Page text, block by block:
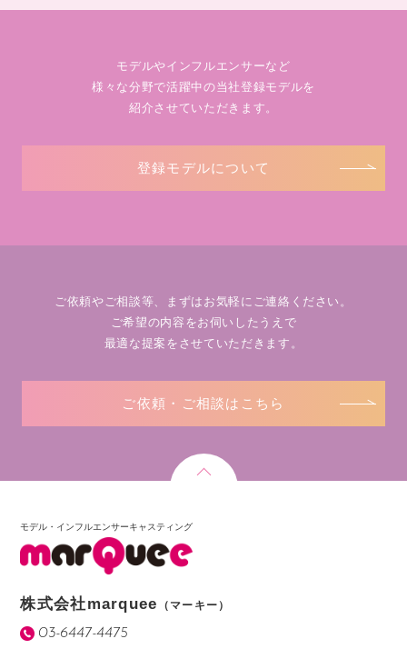
モデルやインフルエンサーなど
様々な分野で活躍中の当社登録モデルを
紹介させていただきます。
登録モデルについて
ご依頼やご相談等、まずはお気軽にご連絡ください。
ご希望の内容をお伺いしたうえで
最適な提案をさせていただきます。
ご依頼・ご相談はこちら
モデル・インフルエンサーキャスティング
株式会社marquee （マーキー）
03-6447-4475